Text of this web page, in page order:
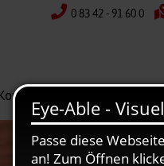
0 83 42 - 91 60 0